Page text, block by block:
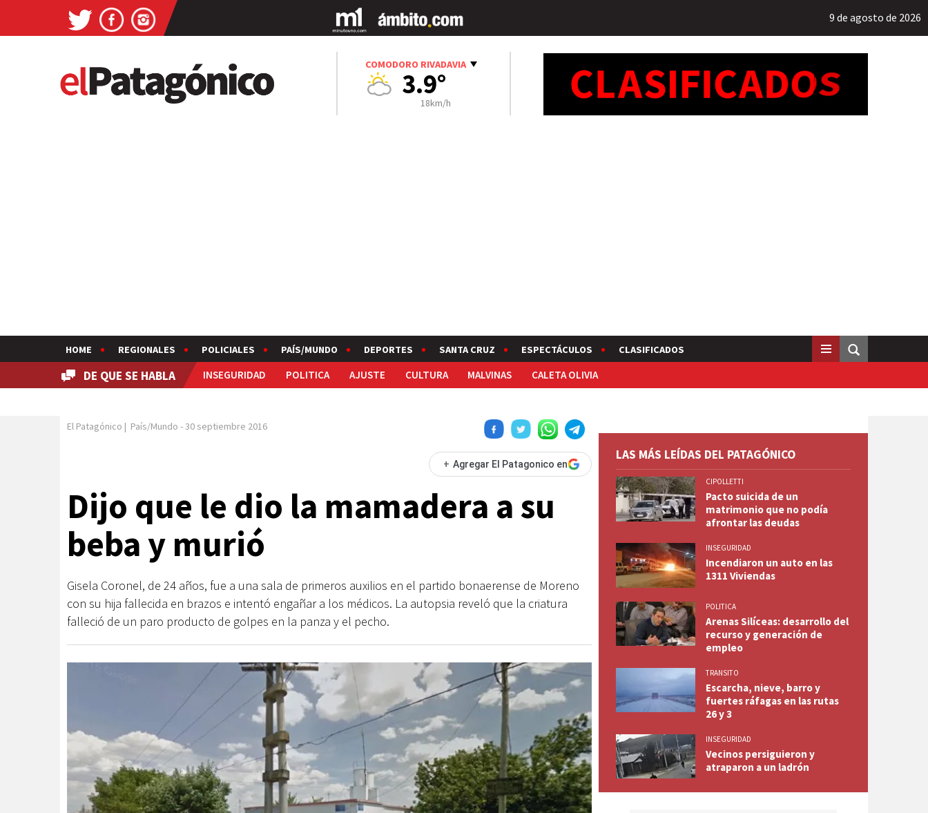
9 de agosto de 2026
COMODORO RIVADAVIA
3.9°
18km/h
HOME REGIONALES POLICIALES PAÍS/MUNDO DEPORTES SANTA CRUZ ESPECTÁCULOS CLASIFICADOS
DE QUE SE HABLA INSEGURIDAD POLITICA AJUSTE CULTURA MALVINAS CALETA OLIVIA
El Patagónico | País/Mundo -30 septiembre 2016
+ Agregar El Patagonico en
Dijo que le dio la mamadera a su
beba y murió
Gisela Coronel, de 24 años, fue a una sala de primeros auxilios en el partido bonaerense de Moreno
con su hija fallecida en brazos e intentó engañar a los médicos. La autopsia reveló que la criatura
falleció de un paro producto de golpes en la panza y el pecho.
LAS MÁS LEÍDAS DEL PATAGÓNICO
CIPOLLETTI
Pacto suicida de un
matrimonio que no podía
afrontar las deudas
INSEGURIDAD
Incendiaron un auto en las
1311 Viviendas
POLITICA
Arenas Silíceas: desarrollo del
recurso y generación de
empleo
TRANSITO
Escarcha, nieve, barro y
fuertes ráfagas en las rutas
26 y 3
INSEGURIDAD
Vecinos persiguieron y
atraparon a un ladrón